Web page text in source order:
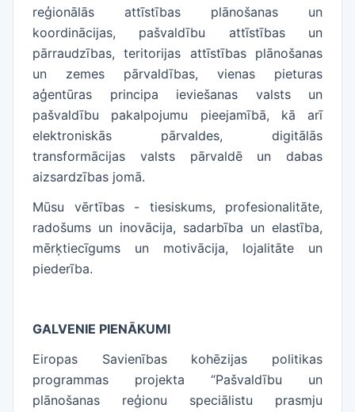
reģionālās attīstības plānošanas un
koordinācijas, pašvaldību attīstības un
pārraudzības, teritorijas attīstības plānošanas
un zemes pārvaldības, vienas pieturas
aģentūras principa ieviešanas valsts un
pašvaldību pakalpojumu pieejamībā, kā arī
elektroniskās pārvaldes, digitālās
transformācijas valsts pārvaldē un dabas
aizsardzības jomā.
Mūsu vērtības - tiesiskums, profesionalitāte,
radošums un inovācija, sadarbība un elastība,
mērķtiecīgums un motivācija, lojalitāte un
piederība.
GALVENIE PIENĀKUMI
Eiropas Savienības kohēzijas politikas
programmas projekta “Pašvaldību un
plānošanas reģionu speciālistu prasmju